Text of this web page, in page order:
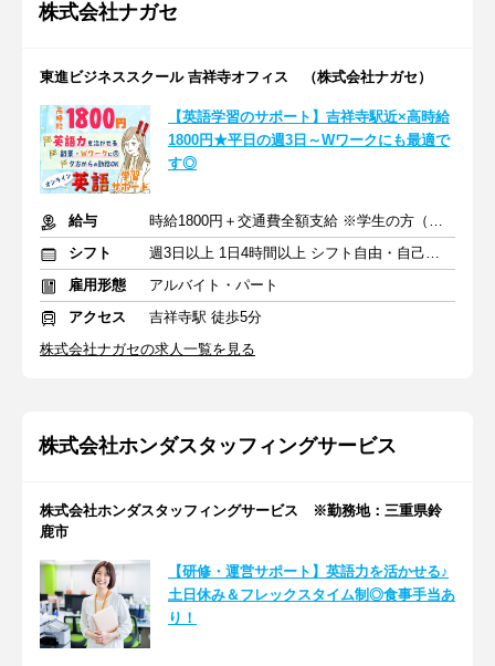
株式会社ナガセ
東進ビジネススクール 吉祥寺オフィス （株式会社ナガセ）
【英語学習のサポート】吉祥寺駅近×高時給
1800円★平日の週3日～Wワークにも最適で
す◎
給与
時給1800円＋交通費全額支給 ※学生の方（時給1600円）
シフト
週3日以上 1日4時間以上 シフト自由・自己申告
雇用形態
アルバイト・パート
アクセス
吉祥寺駅 徒歩5分
株式会社ナガセの求人一覧を見る
株式会社ホンダスタッフィングサービス
株式会社ホンダスタッフィングサービス ※勤務地：三重県鈴
鹿市
【研修・運営サポート】英語力を活かせる♪
土日休み＆フレックスタイム制◎食事手当あ
り！